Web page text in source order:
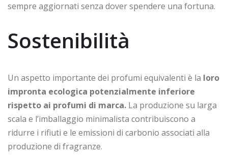
sempre aggiornati senza dover spendere una fortuna.
Sostenibilità
Un aspetto importante dei profumi equivalenti è la loro
impronta ecologica potenzialmente inferiore
rispetto ai profumi di marca. La produzione su larga
scala e l’imballaggio minimalista contribuiscono a
ridurre i rifiuti e le emissioni di carbonio associati alla
produzione di fragranze.